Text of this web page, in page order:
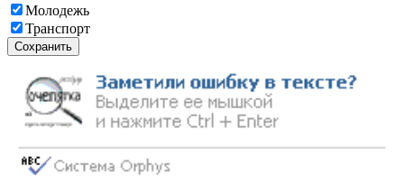
Молодежь
Транспорт
Сохранить